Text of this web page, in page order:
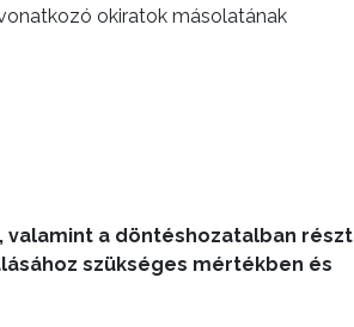
okiratok másolatának
valamint a döntéshozatalban részt
szükséges mértékben és